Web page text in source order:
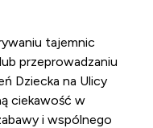
tajemnic
przeprowadzaniu
Dziecka na Ulicy
ciekawość w
i wspólnego